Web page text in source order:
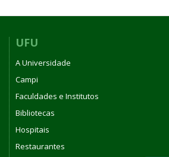
UFU
A Universidade
Campi
Faculdades e Institutos
Bibliotecas
Hospitais
Restaurantes